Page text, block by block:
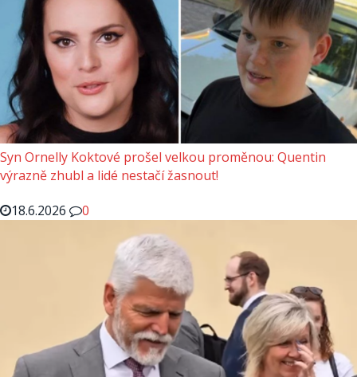
Syn Ornelly Koktové prošel velkou proměnou: Quentin
výrazně zhubl a lidé nestačí žasnout!
18.6.2026
0